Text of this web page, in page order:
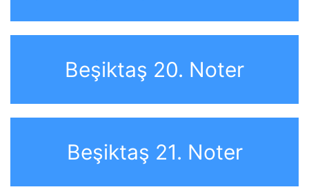
Beşiktaş 20. Noter
Beşiktaş 21. Noter